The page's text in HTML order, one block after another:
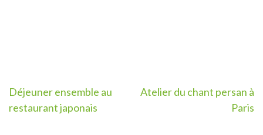
Post
navigation
Déjeuner ensemble au
restaurant japonais
Atelier du chant persan à
Paris